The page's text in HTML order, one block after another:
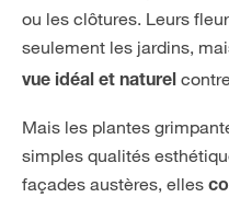
ou les clôtures. Leurs
seulement les jardins,
vue idéal et naturel
Mais les plantes
simples qualités
façades austères, elles